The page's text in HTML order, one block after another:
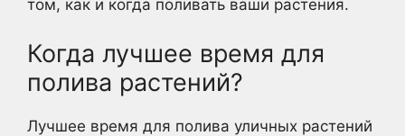
том, как и когда поливать ваши растения.
Когда лучшее время для
полива растений?
Лучшее время для полива уличных растений